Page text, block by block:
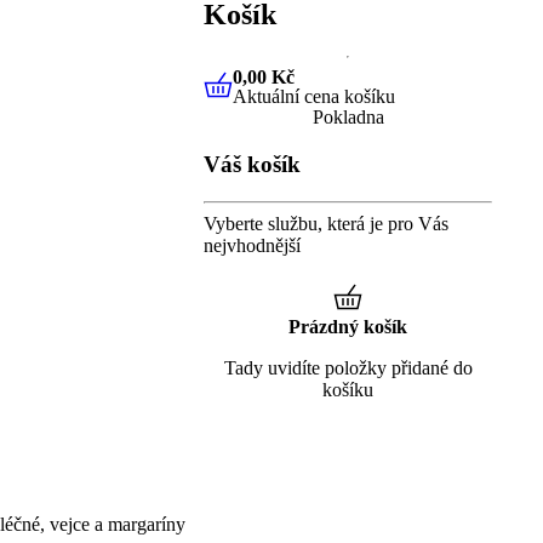
vejce a margaríny
Košík
0,00 KčAktuální cena košíku
0,00 Kč
Aktuální cena košíku
Pokladna
Váš košík
Vyberte službu, která je pro Vás
nejvhodnější
Prázdný košík
Tady uvidíte položky přidané do
košíku